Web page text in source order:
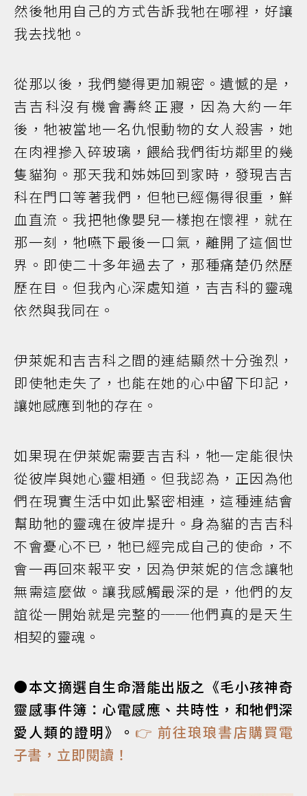
然後牠用自己的方式告訴我牠在哪裡，好讓
我去找牠。
從那以後，我們變得更加親密。遺憾的是，
吉吉科沒有機會壽終正寢，因為大約一年
後，牠被當地一名仇恨動物的女人殺害，她
在肉裡摻入碎玻璃，餵給我們街坊鄰里的幾
隻貓狗。那天我和姊姊回到家時，發現吉吉
科在門口等著我們，但牠已經傷得很重，鮮
血直流。我把牠像嬰兒一樣抱在懷裡，就在
那一刻，牠嚥下最後一口氣，離開了這個世
界。即使二十多年過去了，那種痛楚仍然歷
歷在目。但我內心深處知道，吉吉科的靈魂
依然與我同在。
伊萊妮和吉吉科之間的連結顯然十分強烈，
即使牠走失了，也能在她的心中留下印記，
讓她感應到牠的存在。
如果現在伊萊妮需要吉吉科，牠一定能很快
從彼岸與她心靈相通。但我認為，正因為他
們在現實生活中如此緊密相連，這種連結會
幫助牠的靈魂在彼岸提升。身為貓的吉吉科
不會憂心不已，牠已經完成自己的使命，不
會一再回來報平安，因為伊萊妮的信念讓牠
無需這麼做。讓我感觸最深的是，他們的友
誼從一開始就是完整的──他們真的是天生
相契的靈魂。
●本文摘選自生命潛能出版之《毛小孩神奇
靈感事件簿：心電感應、共時性，和牠們深
愛人類的證明》。 👉 前往琅琅書店購買電
子書，立即閱讀！